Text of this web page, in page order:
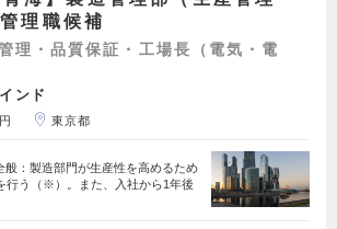
理職候補
理・品質保証・工場長（電気・電
ンド
東京都
般：製造部門が生産性を高めるため
行う（※）。また、入社から1年後